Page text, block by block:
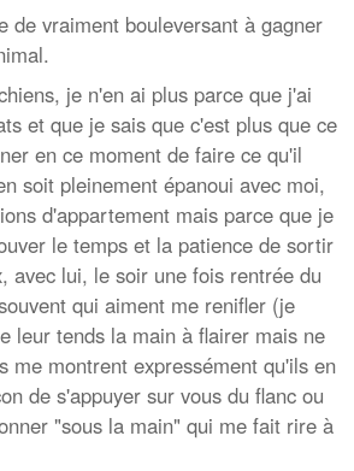
de vraiment bouleversant à gagner
je n'en ai plus parce que j'ai
et que je sais que c'est plus que ce
en ce moment de faire ce qu'il
soit pleinement épanoui avec moi,
d'appartement mais parce que je
le temps et la patience de sortir
avec lui, le soir une fois rentrée du
qui aiment me renifler (je
leur tends la main à flairer mais ne
me montrent expressément qu'ils en
de s'appuyer sur vous du flanc ou
"sous la main" qui me fait rire à